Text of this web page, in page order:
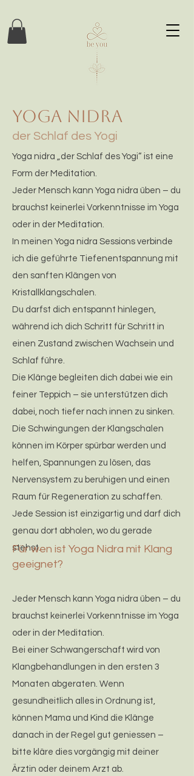
yoga nidra
der Schlaf des Yogi
Yoga nidra „der Schlaf des Yogi“ ist eine
Form der Meditation.
Jeder Mensch kann Yoga nidra üben – du
brauchst keinerlei Vorkenntnisse im Yoga
oder in der Meditation.
In meinen Yoga nidra Sessions verbinde
ich die geführte Tiefenentspannung mit
den sanften Klängen von
Kristallklangschalen.
Du darfst dich entspannt hinlegen,
während ich dich Schritt für Schritt in
einen Zustand zwischen Wachsein und
Schlaf führe.
Die Klänge begleiten dich dabei wie ein
feiner Teppich – sie unterstützen dich
dabei, noch tiefer nach innen zu sinken.
Die Schwingungen der Klangschalen
können im Körper spürbar werden und
helfen, Spannungen zu lösen, das
Nervensystem zu beruhigen und einen
Raum für Regeneration zu schaffen.
Jede Session ist einzigartig und darf dich
genau dort abholen, wo du gerade
stehst.
Jeder Mensch kann Yoga nidra üben – du
brauchst keinerlei Vorkenntnisse im Yoga
oder in der Meditation.
Bei einer Schwangerschaft wird von
Klangbehandlungen in den ersten 3
Monaten abgeraten. Wenn
gesundheitlich alles in Ordnung ist,
können Mama und Kind die Klänge
danach in der Regel gut geniessen –
bitte kläre dies vorgängig mit deiner
Ärztin oder deinem Arzt ab.
Für wen ist Yoga Nidra mit Klang
geeignet?